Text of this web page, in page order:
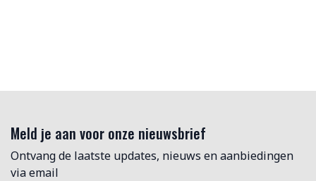
Meld je aan voor onze nieuwsbrief
Ontvang de laatste updates, nieuws en aanbiedingen
via email